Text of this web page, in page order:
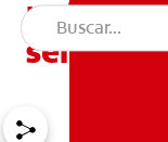
potasio: